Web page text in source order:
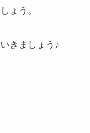
ょう。
きましょう♪